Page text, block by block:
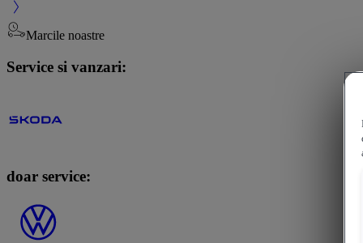
Marcile noastre
Service si vanzari:
doar service: